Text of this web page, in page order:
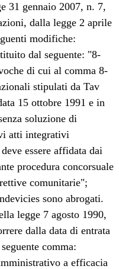
31 gennaio 2007, n. 7,
dalla legge 2 aprile
modifiche:
dal seguente: "8-
di cui al comma 8-
stipulati da Tav
15 ottobre 1991 e in
soluzione di
atti integrativi
essere affidata dai
procedura concorsuale
comunitarie";
sono abrogati.
legge 7 agosto 1990,
dalla data di entrata
comma:
a efficacia